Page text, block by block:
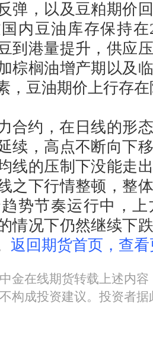
弹，以及豆粕期价
内豆油库存保持在
到港量提升，供应
棕榈油增产期以及
，豆油期价上行存
约，在日线的形
续，高点不断向下
线的压制下没能走
之下行情整顿，整
势节奏运行中，
情况下仍然继续下
返回期货首页，查
金在线期货转载上述内
构成投资建议。投资者